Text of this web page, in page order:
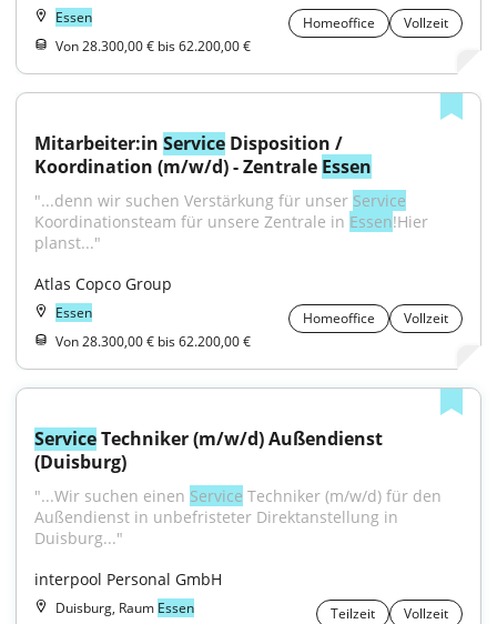
Essen Homeoffice
Vollzeit
Von 28.300,00 € bis 62.200,00 €
Mitarbeiter:in Service Disposition /
Koordination (m/w/d) - Zentrale Essen
"...denn wir suchen Verstärkung für unser Service
Koordinationsteam für unsere Zentrale in Essen!Hier
planst..."
Atlas Copco Group
Essen Homeoffice
Vollzeit
Von 28.300,00 € bis 62.200,00 €
Service Techniker (m/w/d) Außendienst
(Duisburg)
"...Wir suchen einen Service Techniker (m/w/d) für den
Außendienst in unbefristeter Direktanstellung in
Duisburg..."
interpool Personal GmbH
Duisburg, Raum Essen Teilzeit Vollzeit